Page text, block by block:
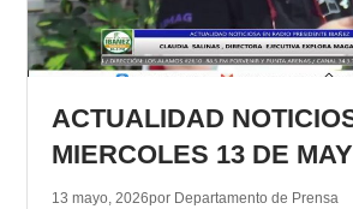
ACTUALIDAD
MIERCOLES 13 DE
13 mayo, 2026por Departamento de Prensa